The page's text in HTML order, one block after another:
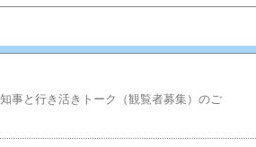
事と行き活きトーク（観覧者募集）のご